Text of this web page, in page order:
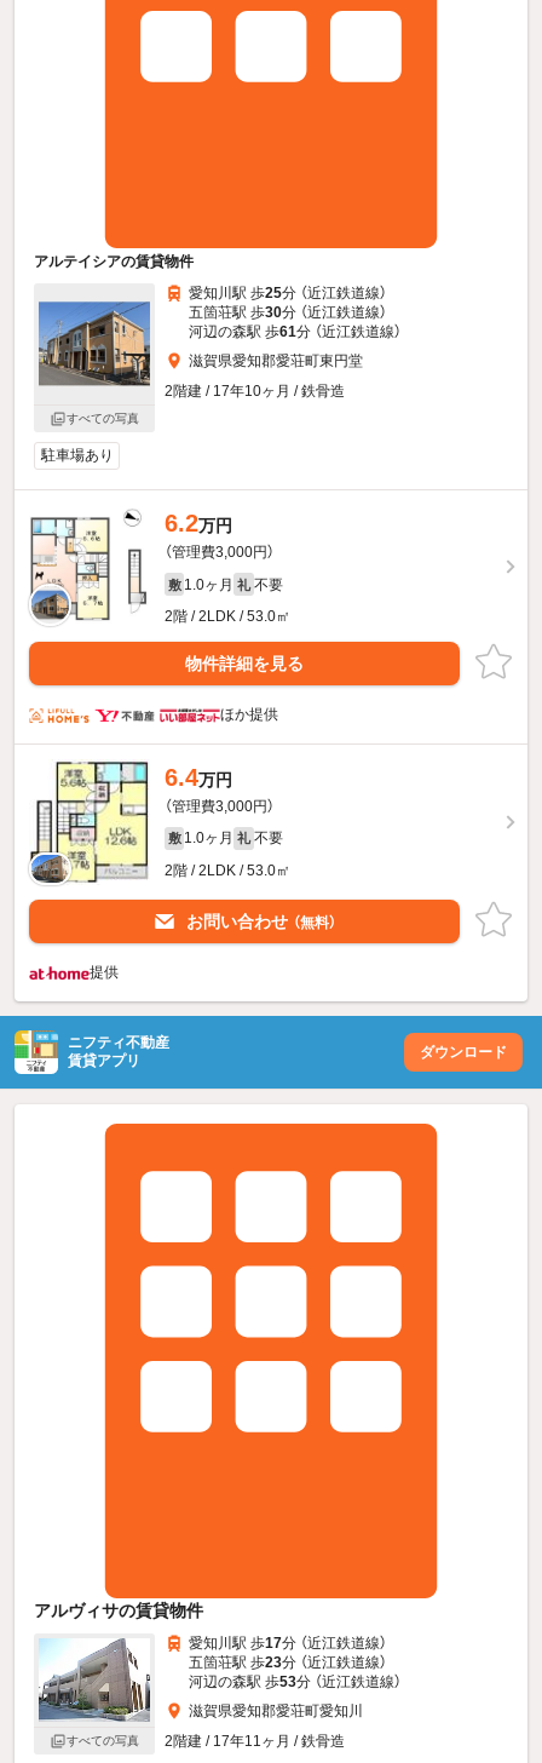
アルテイシアの賃貸物件
すべての写真
愛知川駅 歩25分 （近江鉄道線）
五箇荘駅 歩30分 （近江鉄道線）
河辺の森駅 歩61分 （近江鉄道線）
滋賀県愛知郡愛荘町東円堂
2階建 / 17年10ヶ月 / 鉄骨造
駐車場あり
6.2万円
（管理費3,000円）
敷 1.0ヶ月 礼 不要
2階 / 2LDK / 53.0㎡
物件詳細を見る
ほか提供
6.4万円
（管理費3,000円）
敷 1.0ヶ月 礼 不要
2階 / 2LDK / 53.0㎡
お問い合わせ （無料）
提供
ニフティ不動産
賃貸アプリ
ダウンロード
アルヴィサの賃貸物件
すべての写真
愛知川駅 歩17分 （近江鉄道線）
五箇荘駅 歩23分 （近江鉄道線）
河辺の森駅 歩53分 （近江鉄道線）
滋賀県愛知郡愛荘町愛知川
2階建 / 17年11ヶ月 / 鉄骨造